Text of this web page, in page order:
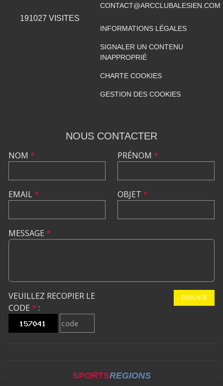
191027 VISITES
CONTACT@ARCCLUBALESIEN.COM
INFORMATIONS LÉGALES
SIGNALER UN CONTENU
INAPPROPRIÉ
CHARTE COOKIES
GESTION DES COOKIES
NOUS CONTACTER
NOM *
EMAIL*
PRÉNOM *
OBJET *
MESSAGE *
VEUILLEZ RECOPIER LE
CODE * :
ENVOYER
SPORTSREGIONS